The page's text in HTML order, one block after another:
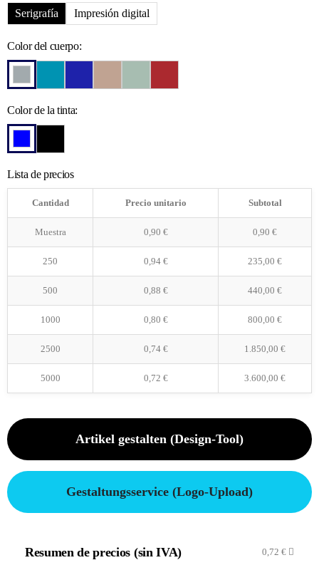
Serigrafía Impresión digital
Color del cuerpo:
Color de la tinta:
Lista de precios
Cantidad Precio unitario Subtotal
Muestra 0,90 € 0,90 €
250 0,94 € 235,00 €
500 0,88 € 440,00 €
1000 0,80 € 800,00 €
2500 0,74 € 1.850,00 €
5000 0,72 € 3.600,00 €
Artikel gestalten (Design-Tool)
Gestaltungsservice (Logo-Upload)
Resumen de precios (sin IVA) 0,72 €